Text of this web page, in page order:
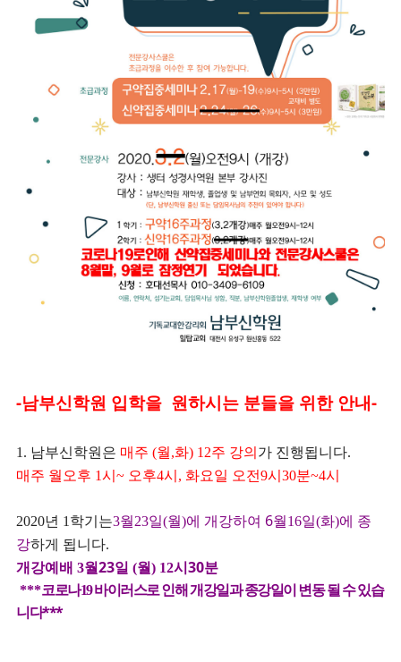
-남부신학원 입학을 원하시는 분들을 위한 안내-
1. 남부신학원은 매주 (월,화) 12주 강의가 진행됩니다.
매주 월오후 1시~ 오후4시, 화요일 오전9시30분~4시
2020년 1 학기는3월23일(월)에 개강하여 6월16일(화)에 종
강하게 됩니다.
개강예배 3월23일 (월) 12시30분
***코로나19바이러스로 인해 개강일과 종강일이 변동 될 수 있습
니다***